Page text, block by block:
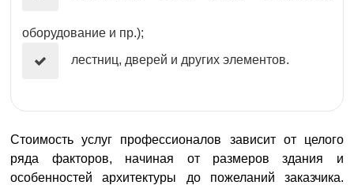
оборудование и пр.);
лестниц, дверей и других элементов.
Стоимость услуг профессионалов зависит от целого
ряда факторов, начиная от размеров здания и
особенностей архитектуры до пожеланий заказчика.